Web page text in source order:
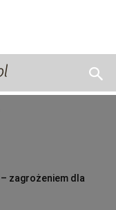
zagrożeniem dla